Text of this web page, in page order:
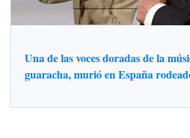
Una de las voces doradas de la
guaracha, murió en España